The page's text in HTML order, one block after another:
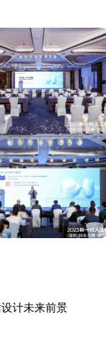
计未来前景